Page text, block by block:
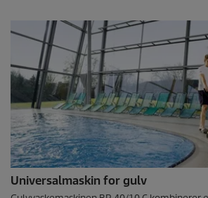
Universalmaskin for gulv